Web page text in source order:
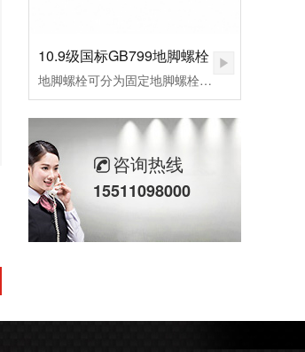
10.9级国标GB799地脚螺栓
地脚螺栓可分为固定地脚螺栓、活动地脚螺栓，胀锚地脚螺栓，和粘接地脚螺栓，其中根据外形不同，L型预埋螺栓，9字预埋螺栓，焊接预埋螺栓，地板预埋螺栓。应用行业：适用于各种设备固定、钢结构基础预埋件、路灯、交通指示牌、泵、锅炉安装、重型设备预埋固定等。
咨询热线
15511098000